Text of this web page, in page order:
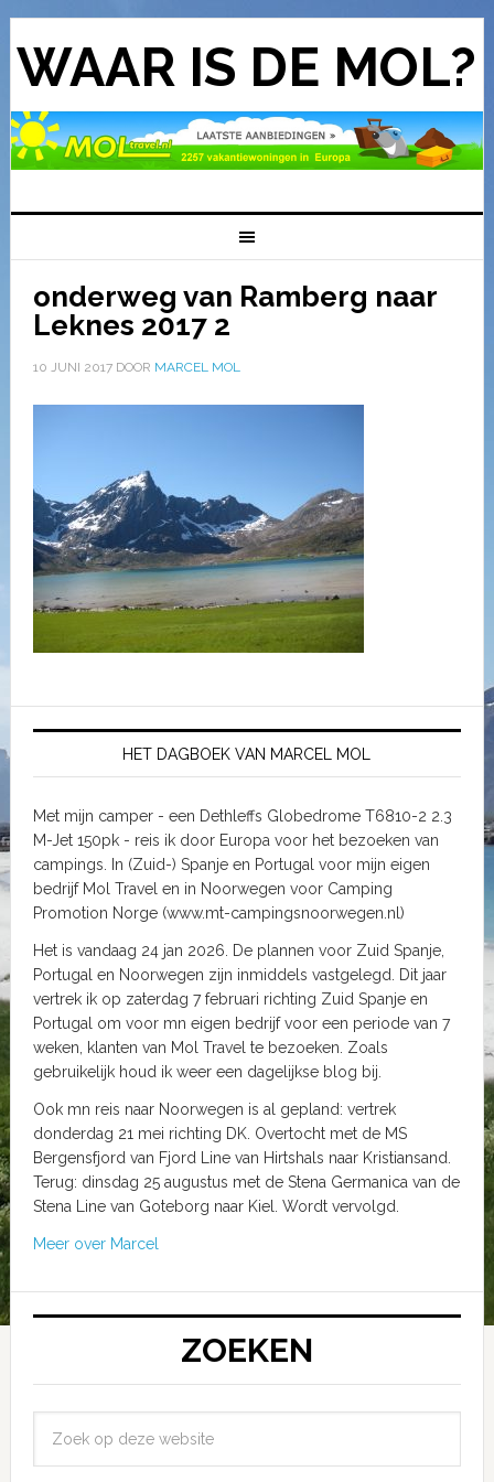
WAAR IS DE MOL?
onderweg van Ramberg naar
Leknes 2017 2
10 JUNI 2017DOOR MARCEL MOL
HET DAGBOEK VAN MARCEL MOL
Met mijn camper - een Dethleffs Globedrome T6810-2 2.3
M-Jet 150pk - reis ik door Europa voor het bezoeken van
campings. In (Zuid-) Spanje en Portugal voor mijn eigen
bedrijf Mol Travel en in Noorwegen voor Camping
Promotion Norge (www.mt-campingsnoorwegen.nl)
Het is vandaag 24 jan 2026. De plannen voor Zuid Spanje,
Portugal en Noorwegen zijn inmiddels vastgelegd. Dit jaar
vertrek ik op zaterdag 7 februari richting Zuid Spanje en
Portugal om voor mn eigen bedrijf voor een periode van 7
weken, klanten van Mol Travel te bezoeken. Zoals
gebruikelijk houd ik weer een dagelijkse blog bij.
Ook mn reis naar Noorwegen is al gepland: vertrek
donderdag 21 mei richting DK. Overtocht met de MS
Bergensfjord van Fjord Line van Hirtshals naar Kristiansand.
Terug: dinsdag 25 augustus met de Stena Germanica van de
Stena Line van Goteborg naar Kiel. Wordt vervolgd.
Meer over Marcel
ZOEKEN